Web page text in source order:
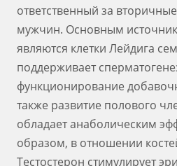
ответственный за
мужчин. Основным
являются клетки Лейдига
поддерживает
функционирование
также развитие полового
обладает анаболическим
образом, в отношении
Тестостерон стимулирует